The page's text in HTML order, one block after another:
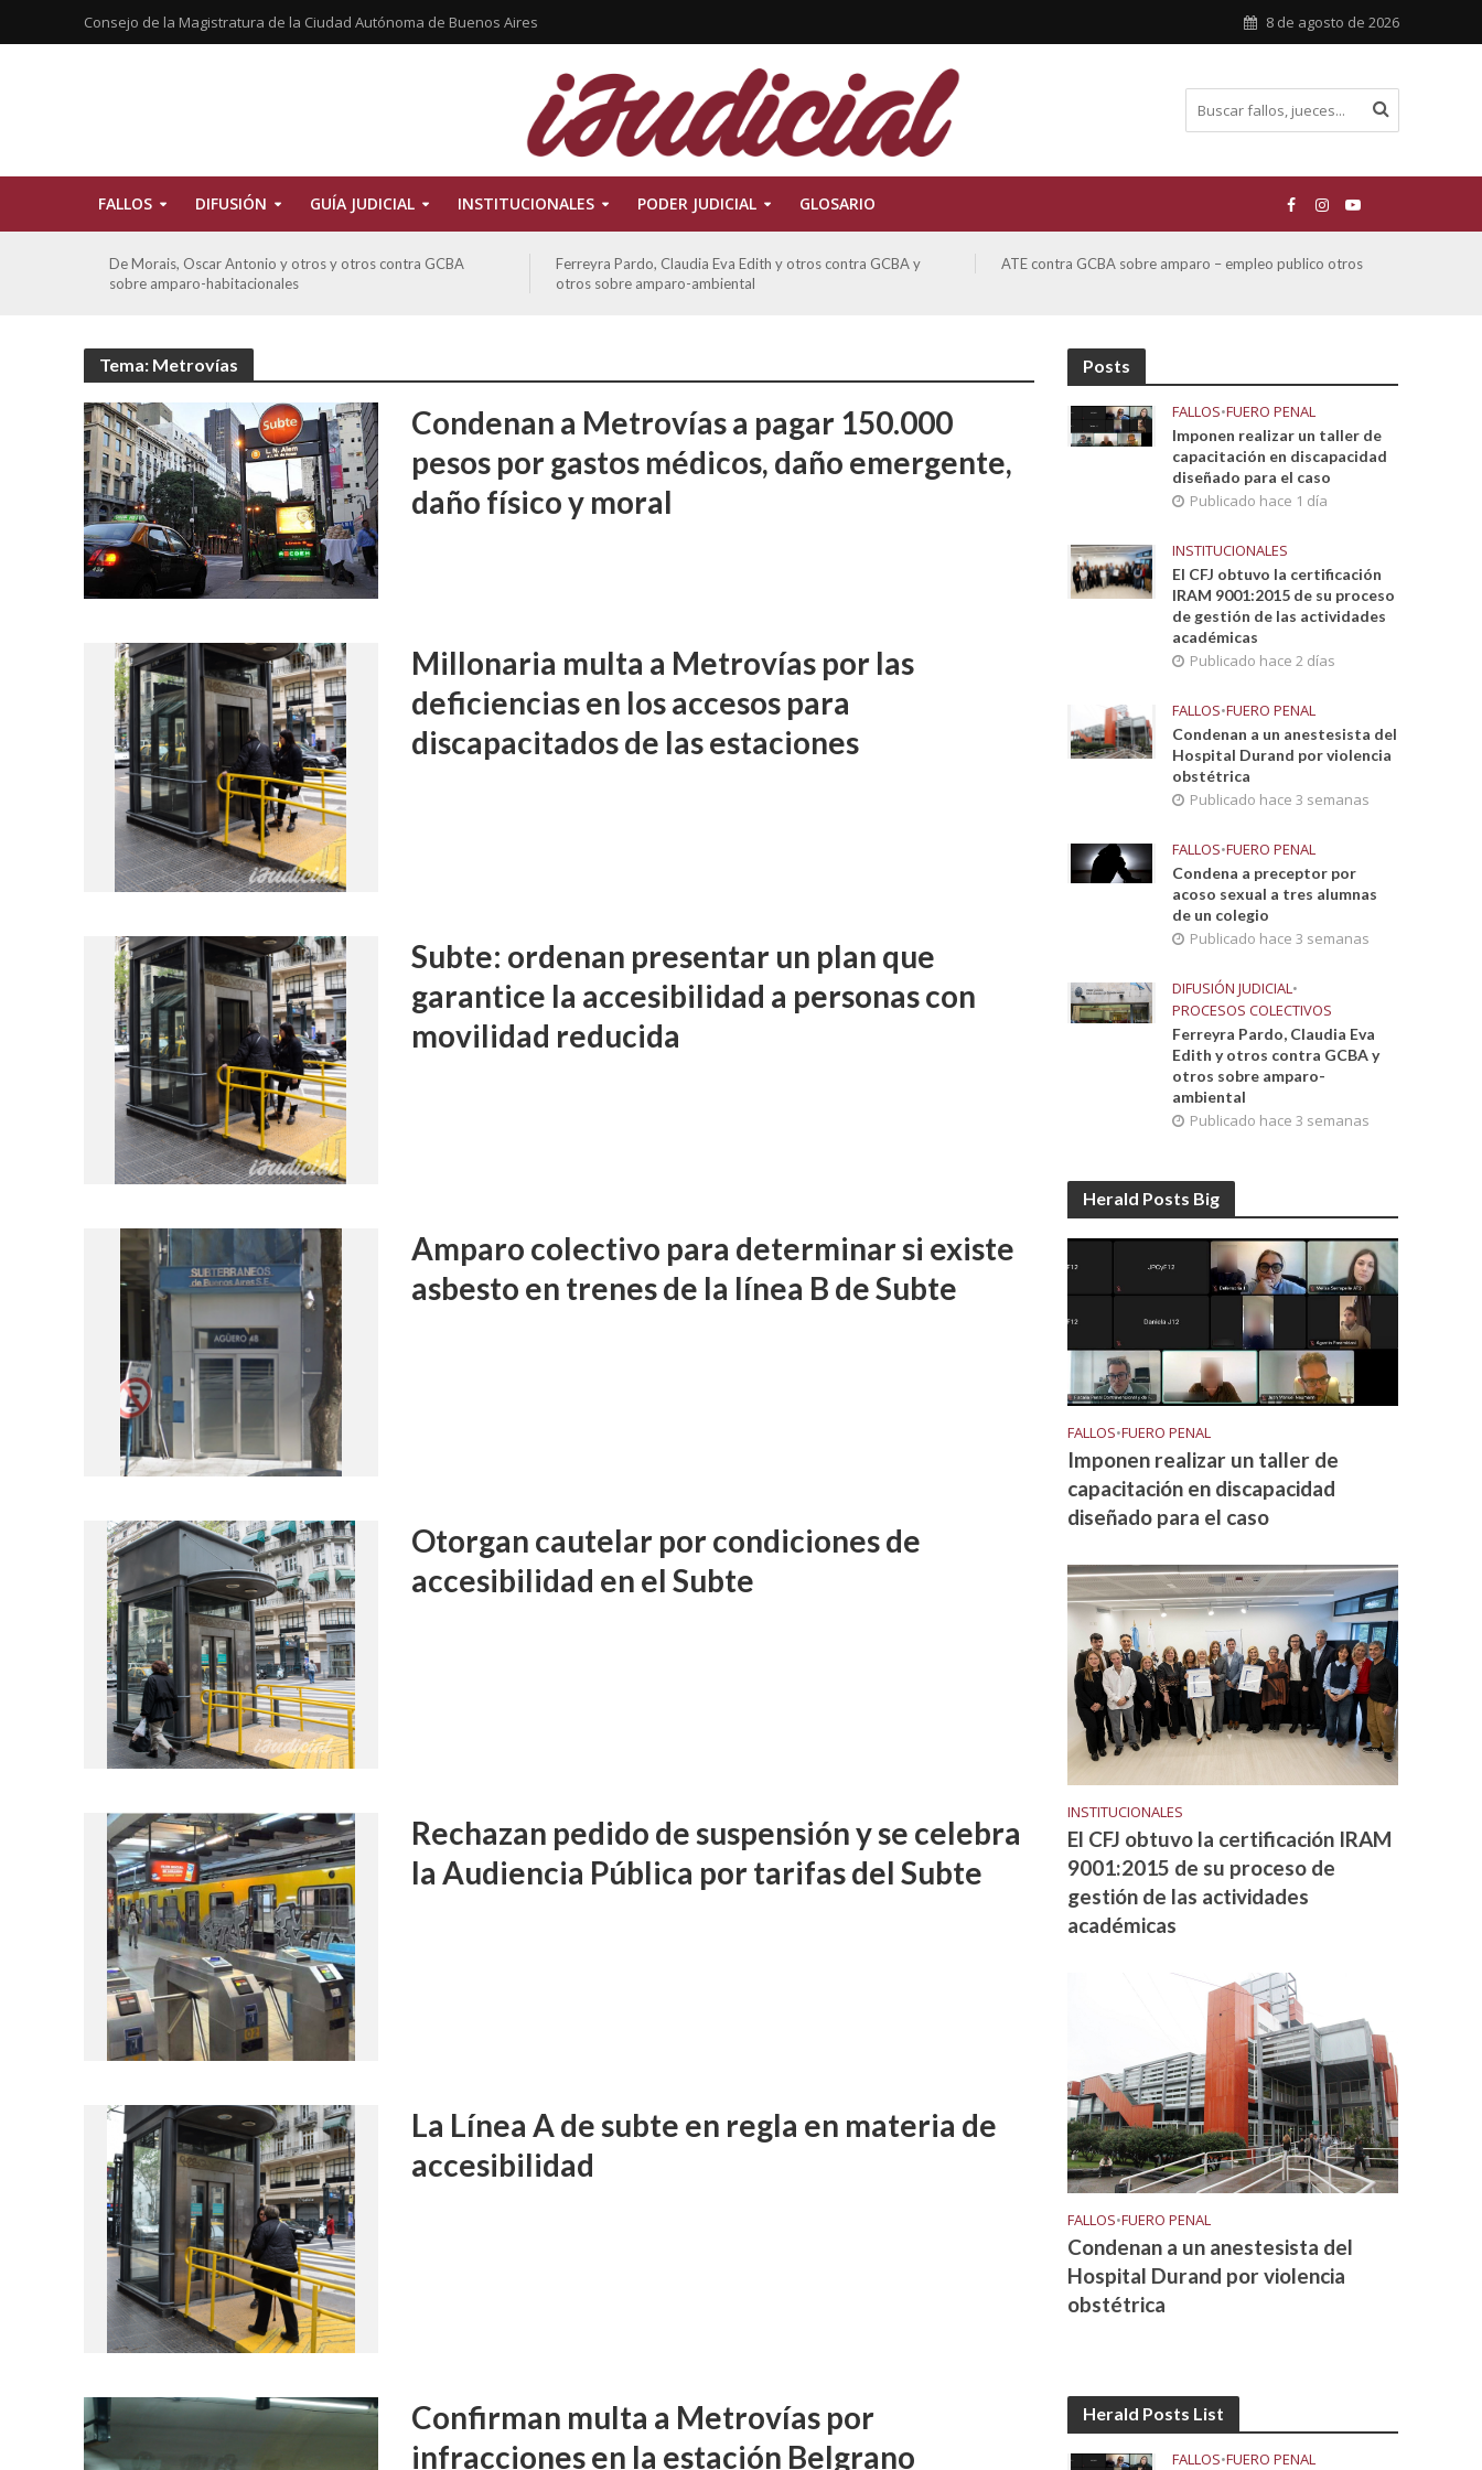
Consejo de la Magistratura de la Ciudad Autónoma de Buenos Aires 8 de agosto de 2026
FALLOS DIFUSIÓN GUÍA JUDICIAL INSTITUCIONALES PODER JUDICIAL GLOSARIO
De Morais, Oscar Antonio y otros y otros contra GCBA
sobre amparo-habitacionales
Ferreyra Pardo, Claudia Eva Edith y otros contra GCBA y
otros sobre amparo-ambiental
ATE contra GCBA sobre amparo – empleo publico otros
Tema: Metrovías
Condenan a Metrovías a pagar 150.000
pesos por gastos médicos, daño emergente,
daño físico y moral
Millonaria multa a Metrovías por las
deficiencias en los accesos para
discapacitados de las estaciones
Subte: ordenan presentar un plan que
garantice la accesibilidad a personas con
movilidad reducida
Amparo colectivo para determinar si existe
asbesto en trenes de la línea B de Subte
Otorgan cautelar por condiciones de
accesibilidad en el Subte
Rechazan pedido de suspensión y se celebra
la Audiencia Pública por tarifas del Subte
La Línea A de subte en regla en materia de
accesibilidad
Confirman multa a Metrovías por
infracciones en la estación Belgrano
Posts
FALLOS•FUERO PENAL
Imponen realizar un taller de
capacitación en discapacidad
diseñado para el caso
Publicado hace 1 día
INSTITUCIONALES
El CFJ obtuvo la certificación
IRAM 9001:2015 de su proceso
de gestión de las actividades
académicas
Publicado hace 2 días
FALLOS•FUERO PENAL
Condenan a un anestesista del
Hospital Durand por violencia
obstétrica
Publicado hace 3 semanas
FALLOS•FUERO PENAL
Condena a preceptor por
acoso sexual a tres alumnas
de un colegio
Publicado hace 3 semanas
DIFUSIÓN JUDICIAL•
PROCESOS COLECTIVOS
Ferreyra Pardo, Claudia Eva
Edith y otros contra GCBA y
otros sobre amparo-
ambiental
Publicado hace 3 semanas
Herald Posts Big
FALLOS•FUERO PENAL
Imponen realizar un taller de
capacitación en discapacidad
diseñado para el caso
INSTITUCIONALES
El CFJ obtuvo la certificación IRAM
9001:2015 de su proceso de
gestión de las actividades
académicas
FALLOS•FUERO PENAL
Condenan a un anestesista del
Hospital Durand por violencia
obstétrica
Herald Posts List
FALLOS•FUERO PENAL